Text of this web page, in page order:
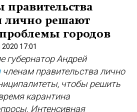
правительства
лично решают
городов
17:01
губернатор Андрей
членам правительства лично
чтобы решить
карантина
Интенсивная